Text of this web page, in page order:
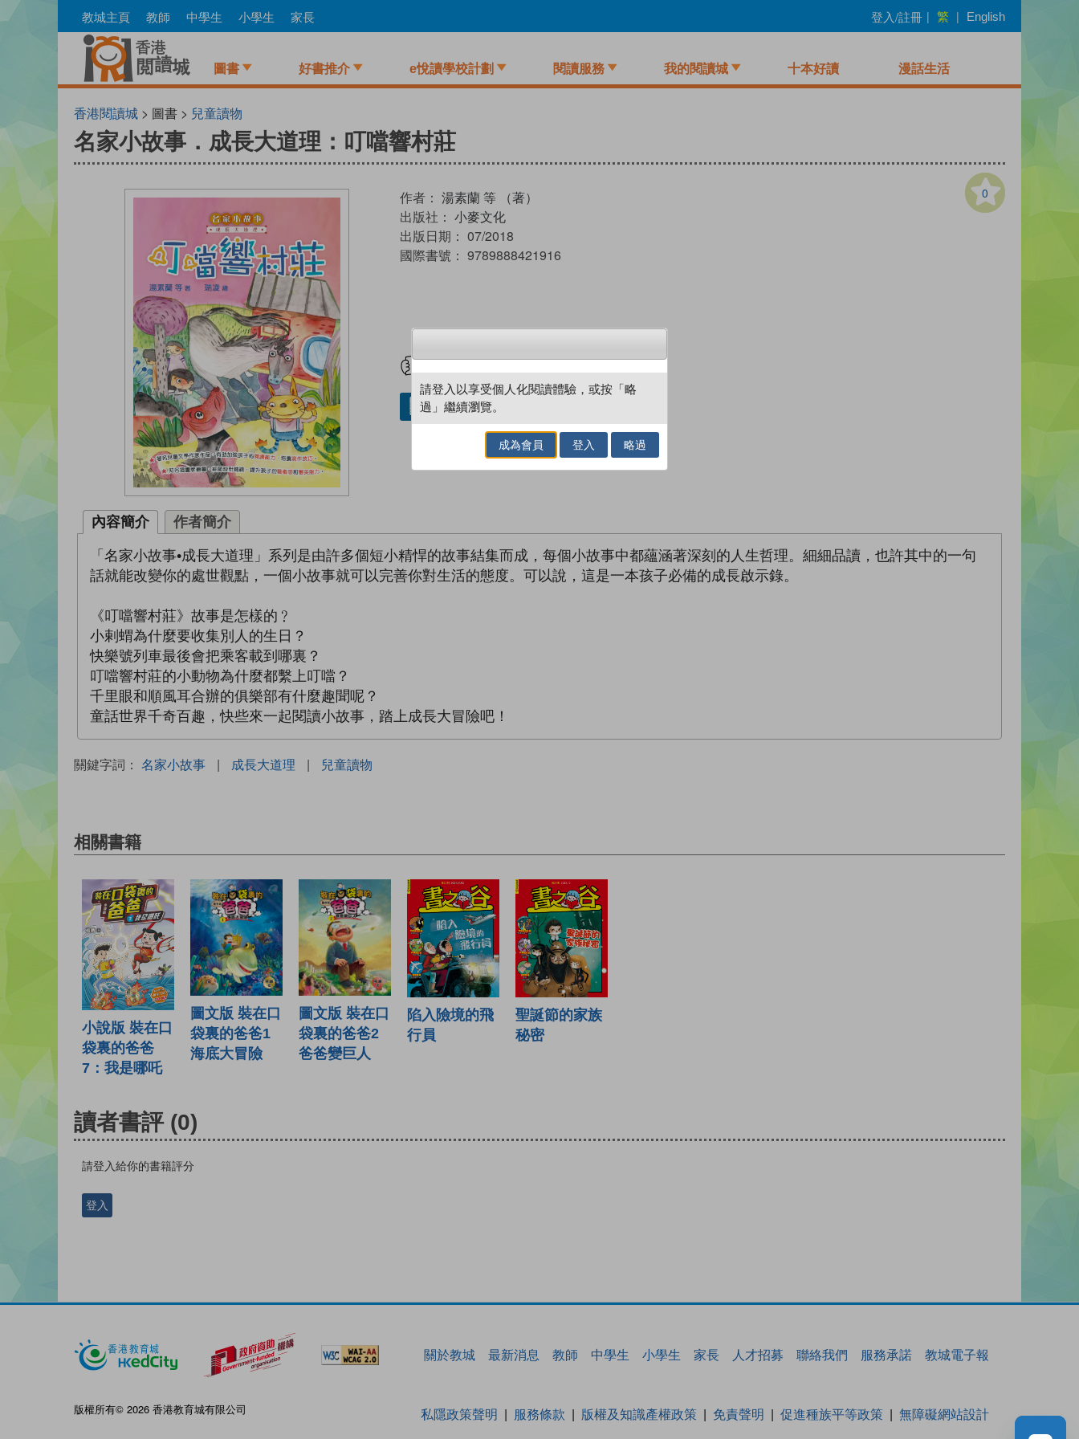
to
教城主頁 教師 中學生 小學生 家長 登入/註冊 | 繁 | English
圖書 好書推介 e悅讀學校計劃 閱讀服務 我的閱讀城 十本好讀 漫話生活
香港閱讀城 > 圖書 > 兒童讀物
名家小故事．成長大道理：叮噹響村莊
0
作者： 湯素蘭 等 （著）
出版社： 小麥文化
出版日期： 07/2018
國際書號： 9789888421916
借閱實體書
內容簡介 作者簡介
「名家小故事•成長大道理」系列是由許多個短小精悍的故事結集而成，每個小故事中都蘊涵著深刻的人生哲理。細細品讀，也許其中的一句
話就能改變你的處世觀點，一個小故事就可以完善你對生活的態度。可以說，這是一本孩子必備的成長啟示錄。
《叮噹響村莊》故事是怎樣的﹖
小剌蝟為什麼要收集別人的生日？
快樂號列車最後會把乘客載到哪裏？
叮噹響村莊的小動物為什麼都繫上叮噹？
千里眼和順風耳合辦的俱樂部有什麼趣聞呢？
童話世界千奇百趣，快些來一起閱讀小故事，踏上成長大冒險吧！
關鍵字詞： 名家小故事 | 成長大道理 | 兒童讀物
相關書籍
小說版 裝在口
袋裏的爸爸
7：我是哪吒
圖文版 裝在口
袋裏的爸爸1
海底大冒險
圖文版 裝在口
袋裏的爸爸2
爸爸變巨人
陷入險境的飛
行員
聖誕節的家族
秘密
讀者書評 (0)
請登入給你的書籍評分
登入
關於教城 最新消息 教師 中學生 小學生 家長 人才招募 聯絡我們 服務承諾 教城電子報
版權所有© 2026 香港教育城有限公司 私隱政策聲明 服務條款 版權及知識產權政策 免責聲明 促進種族平等政策 無障礙網站設計
請登入以享受個人化閱讀體驗，或按「略
過」繼續瀏覽。
成為會員 登入 略過